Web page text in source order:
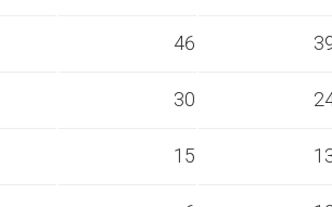
46
30
15